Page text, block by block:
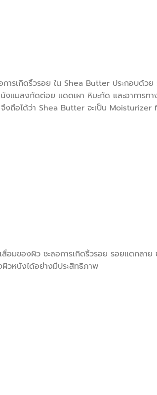
รเกิดริ้วรอย ใน Shea Butter ประกอบด้ว
มลงกัดต่อย แดดเผา หิมะกัด และอาการท
ถือได้ว่า Shea Butter จะเป็น
มของผิว ชะลอการเกิดริ้วรอย รอยแตกลา
ผิวหนังได้อย่างมีประสิทธิภาพ